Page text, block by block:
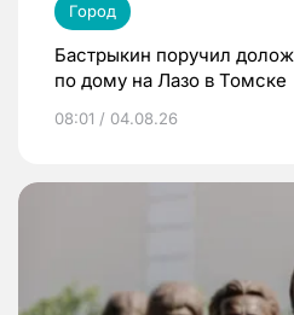
Город
Бастрыкин поручил
по дому на Лазо в Томске
08:01 / 04.08.26